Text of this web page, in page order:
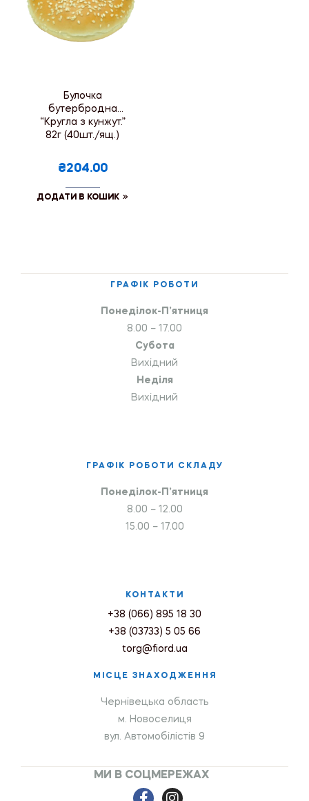
Булочка
бутербродна
“Кругла з кунжут.”
82г (40шт./ящ.)
₴204.00
ДОДАТИ В КОШИК
ГРАФІК РОБОТИ
Понеділок-П’ятниця
8.00 – 17.00
Субота
Вихідний
Неділя
Вихідний
ГРАФІК РОБОТИ СКЛАДУ
Понеділок-П’ятниця
8.00 – 12.00
15.00 – 17.00
КОНТАКТИ
+38 (066) 895 18 30
+38 (03733) 5 05 66
torg@fiord.ua
МІСЦЕ ЗНАХОДЖЕННЯ
Чернівецька область
м. Новоселиця
вул. Автомобілістів 9
МИ В СОЦМЕРЕЖАХ